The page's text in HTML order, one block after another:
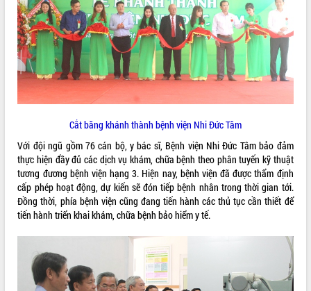
Khám bệnh, cấp phát thuốc miễn phí
và tặng quà người dân xã Cư Pui
Hội nghị UBND tỉnh Đắk Lắk thường kỳ
tháng 7/2026
Lễ truy tặng danh hiệu “Bà Mẹ Việt
Nam Anh hùng” và trao Huân chương
vụ 6 tháng cuối năm 2026
Kỳ họp thứ Hai, Hội đồng nhân dân
Cắt băng khánh thành bệnh viện Nhi Đức Tâm
Với đội ngũ gồm 76 cán bộ, y bác sĩ, Bệnh viện Nhi Đức Tâm bảo đảm
thực hiện đầy đủ các dịch vụ khám, chữa bệnh theo phân tuyến kỹ thuật
tương đương bệnh viện hạng 3. Hiện nay, bệnh viện đã được thẩm định
cấp phép hoạt động, dự kiến sẽ đón tiếp bệnh nhân trong thời gian tới.
Đồng thời, phía bệnh viện cũng đang tiến hành các thủ tục cần thiết để
tiến hành triển khai khám, chữa bệnh bảo hiểm y tế.